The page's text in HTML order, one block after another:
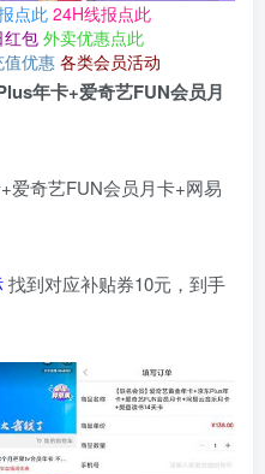
点此 24H线报点此
红包 外卖优惠点此
优惠 各类会员活动
年卡+爱奇艺FUN会员月
爱奇艺FUN会员月卡+网易
找到对应补贴券10元，到手